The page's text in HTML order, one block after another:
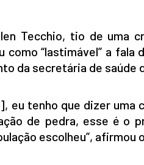
Tecchio, tio de uma
como “lastimável” a
da secretária de saúde
eu tenho que dizer uma
de pedra, esse é o
escolheu”, afirmou